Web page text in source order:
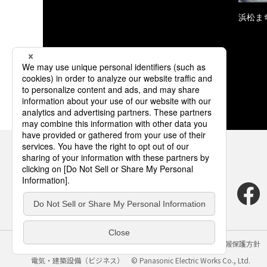
浜松ま
サイトのご利用にあたって クッキーポリシー
個人情報保護方針
電気・建築設備（ビジネス）
© Panasonic Electric Works Co., Ltd.